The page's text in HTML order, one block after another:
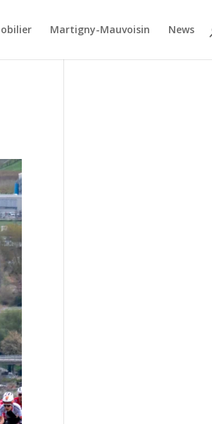
Martigny-Mauvoisin News